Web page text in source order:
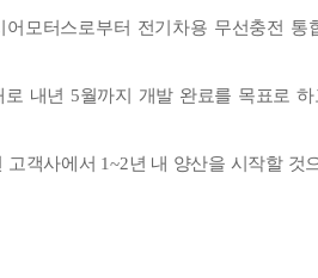
어모터스로부터 전기차용 무선충전 통
로 내년 5월까지 개발 완료를 목표로
객사에서 1~2년 내 양산을 시작할 것